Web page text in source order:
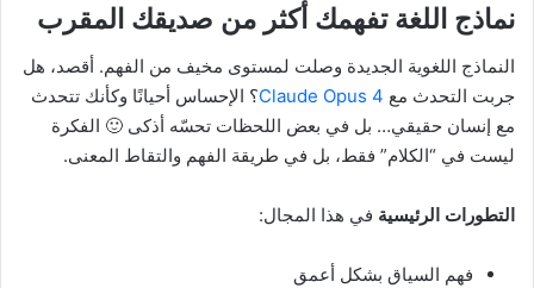
نماذج اللغة تفهمك أكثر من صديقك المقرب
النماذج اللغوية الجديدة وصلت لمستوى مخيف من الفهم. أقصد، هل
جربت التحدث مع Claude Opus 4؟ الإحساس أحيانًا وكأنك تتحدث
مع إنسان حقيقي… بل في بعض اللحظات تحسّه أذكى 🙂 الفكرة
ليست في “الكلام” فقط، بل في طريقة الفهم والتقاط المعنى.
التطورات الرئيسية في هذا المجال:
فهم السياق بشكل أعمق